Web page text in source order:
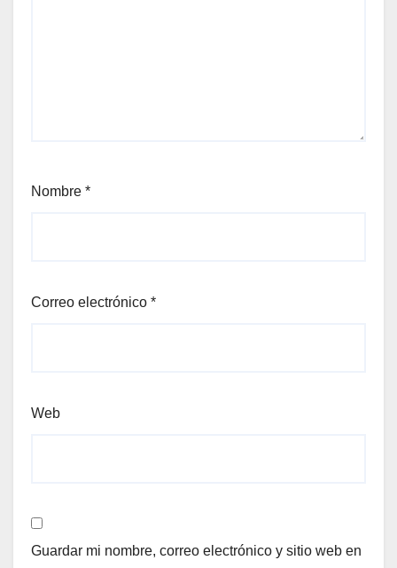
Nombre *
Correo electrónico *
Web
Guardar mi nombre, correo electrónico y sitio web en